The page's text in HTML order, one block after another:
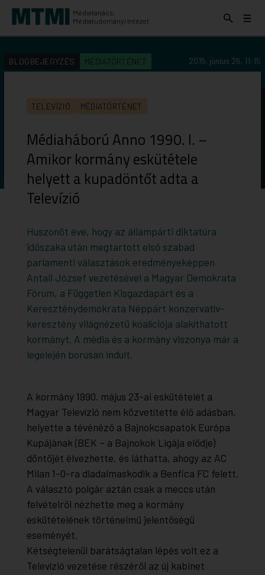
Médiatanács,
Médiatudományi Intézet
KERESÉS AZ INTÉZET ANYAGAI KÖZÖTT
indítása
Keresés
Menü
BLOGBEJEGYZÉS MÉDIATÖRTÉNET 2015. június 26. 11:15
TELEVÍZIÓ MÉDIATÖRTÉNET
Médiaháború Anno 1990. I. –
Amikor kormány eskütétele
helyett a kupadöntőt adta a
Televízió
Huszonöt éve, hogy az állampárti diktatúra
időszaka után megtartott első szabad
parlamenti választások eredményeképpen
Antall József vezetésével a Magyar Demokrata
Fórum, a Független Kisgazdapárt és a
Kereszténydemokrata Néppárt konzervatív-
keresztény világnézetű koalíciója alakíthatott
kormányt. A média és a kormány viszonya már a
legelején borúsan indult.
A kormány 1990. május 23-ai eskütételét a
Magyar Televízió nem közvetítette élő adásban,
helyette a tévénéző a Bajnokcsapatok Európa
Kupájának (BEK – a Bajnokok Ligája elődje)
döntőjét élvezhette, és láthatta, ahogy az AC
Milan 1-0-ra diadalmaskodik a Benfica FC felett.
A választó polgár aztán csak a meccs után
felvételről nézhette meg a kormány
eskütételének történelmű jelentőségű
eseményét.
Kétségtelenül barátságtalan lépés volt ez a
Televízió vezetése részéről az új kabinet